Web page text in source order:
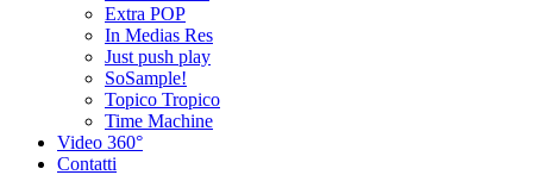
Extra POP
In Medias Res
Just push play
SoSample!
Topico Tropico
Time Machine
Video 360°
Contatti